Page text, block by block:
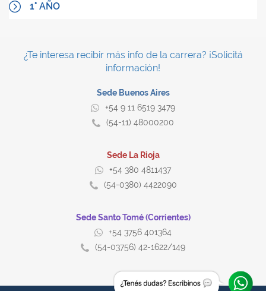
1° AÑO
¿Te interesa recibir más info de la carrera? ¡Solicitá
información!
Sede Buenos Aires
+54 9 11 6519 3479
(54-11) 48000200
Sede La Rioja
+54 380 4811437
(54-0380) 4422090
Sede Santo Tomé (Corrientes)
+54 3756 401364
(54-03756) 42-1622/149